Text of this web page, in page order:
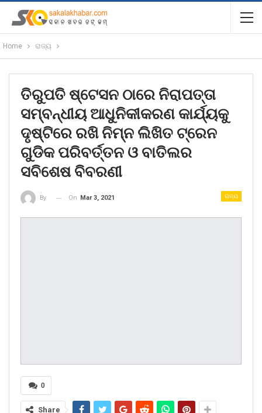
Home ରାଜ୍ୟ
ତିରୁପତି ଷ୍ଟେସନ ଠାରେ ନିରାପତ୍ତା
ସମ୍ବନ୍ଧୀୟ ଆଧୁନିକୀକରଣ କାର୍ଯ୍ୟକୁ
ଦୃଷ୍ଟିରେ ରଖି ନିମ୍ନ ଲିଖିତ ଟ୍ରେନ
ଗୁଡିକ ପରିବର୍ତ୍ତନ ଓ ବାତିଲର
ସବିଶେଷ ବିବରଣୀ
ରାଜ୍ୟ
By On Mar 3, 2021
0
Share